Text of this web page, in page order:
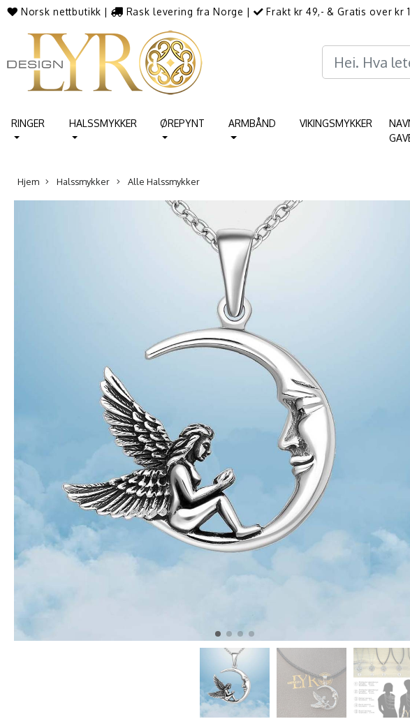
Norsk nettbutikk | Rask levering fra Norge | Frakt kr 49,- & Gratis over kr
RINGER HALSSMYKKER ØREPYNT ARMBÅND VIKINGSMYKKER
Hjem Halssmykker Alle Halssmykker